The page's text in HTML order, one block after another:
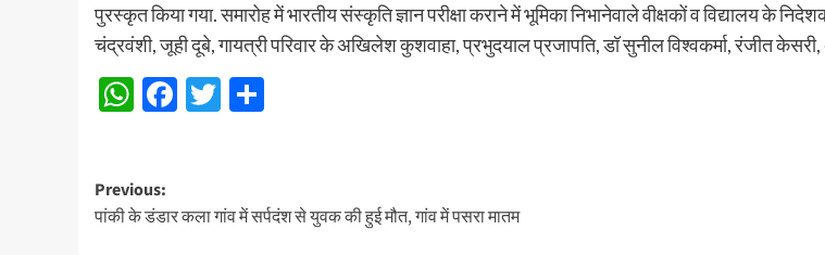
पुरस्कृत किया गया. समारोह में भारतीय संस्कृति ज्ञान परीक्षा कराने में भूमिका निभानेवाले वीक्षकों व विद्यालय के
चंद्रवंशी, जूही दूबे, गायत्री परिवार के अखिलेश कुशवाहा, प्रभुदयाल प्रजापति, डॉ सुनील विश्वकर्मा, रंजीत
WhatsApp
Facebook
Twitter
Post
navigation
Previous:
पांकी के डंडार कला गांव में सर्पदंश से युवक की हुई मौत, गांव में पसरा मातम